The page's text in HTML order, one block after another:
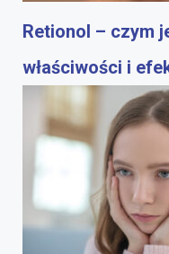
Retionol – czym
właściwości i